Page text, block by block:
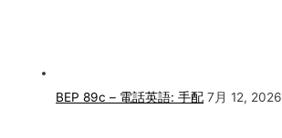
BEP 89c – 電話英語: 手配 7月 12, 2026